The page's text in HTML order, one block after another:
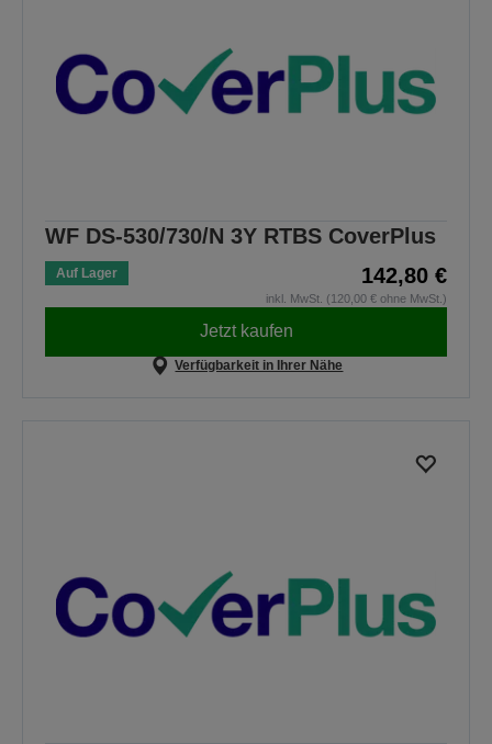
WF DS-530/730/N 3Y RTBS CoverPlus
Auf Lager 142,80 €
inkl. MwSt. (120,00 € ohne MwSt.)
Jetzt kaufen
Verfügbarkeit in Ihrer Nähe